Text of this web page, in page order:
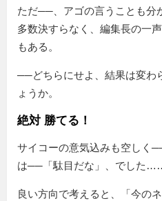
ただ──、アゴの言うことも分
多数決すらなく、編集長の一
もある。
──どちらにせよ、結果は変わ
ょうか。
絶対 勝てる！
サイコーの意気込みも空しく
は──
駄目だな 、でした
良い方向で考えると、「今の